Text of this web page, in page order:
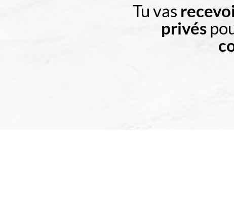
Tu vas
privés